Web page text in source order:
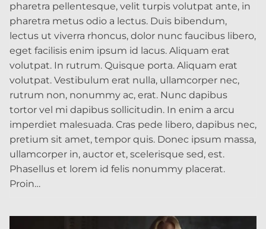
pharetra pellentesque, velit turpis volutpat ante, in
pharetra metus odio a lectus. Duis bibendum,
lectus ut viverra rhoncus, dolor nunc faucibus libero,
eget facilisis enim ipsum id lacus. Aliquam erat
volutpat. In rutrum. Quisque porta. Aliquam erat
volutpat. Vestibulum erat nulla, ullamcorper nec,
rutrum non, nonummy ac, erat. Nunc dapibus
tortor vel mi dapibus sollicitudin. In enim a arcu
imperdiet malesuada. Cras pede libero, dapibus nec,
pretium sit amet, tempor quis. Donec ipsum massa,
ullamcorper in, auctor et, scelerisque sed, est.
Phasellus et lorem id felis nonummy placerat.
Proin…